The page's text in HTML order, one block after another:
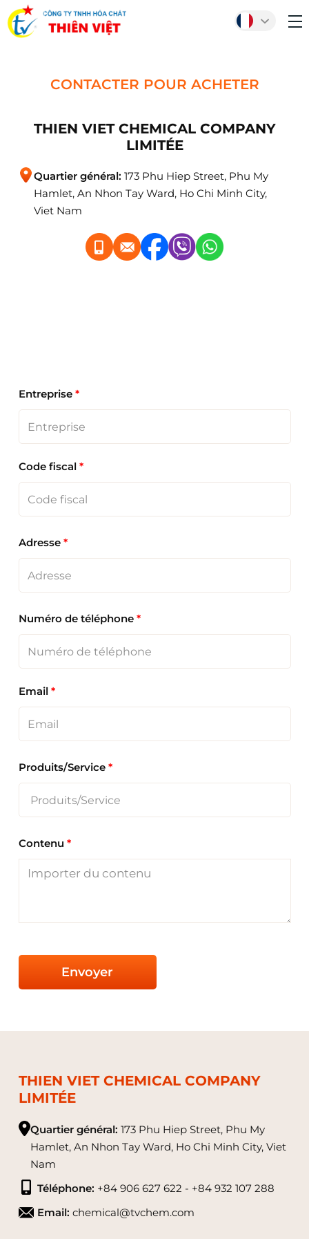
CONTACTER POUR ACHETER
THIEN VIET CHEMICAL COMPANY
LIMITÉE
Quartier général: 173 Phu Hiep Street, Phu My
Hamlet, An Nhon Tay Ward, Ho Chi Minh City,
Viet Nam
Entreprise *
Code fiscal *
Adresse *
Numéro de téléphone *
Email *
Produits/Service *
Contenu *
Envoyer
THIEN VIET CHEMICAL COMPANY
LIMITÉE
Quartier général: 173 Phu Hiep Street, Phu My
Hamlet, An Nhon Tay Ward, Ho Chi Minh City, Viet
Nam
Téléphone: +84 906 627 622 - +84 932 107 288
Email: chemical@tvchem.com